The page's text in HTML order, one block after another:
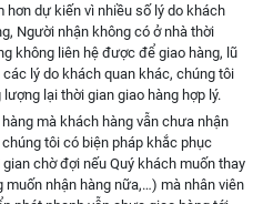
dự kiến vì nhiều số lý do khách
Người nhận không có ở nhà thời
không liên hệ được để giao hàng, lũ
lý do khách quan khác, chúng tôi
lại thời gian giao hàng hợp lý.
mà khách hàng vẫn chưa nhận
tôi có biện pháp khắc phục
chờ đợi nếu Quý khách muốn thay
nhận hàng nữa,…) mà nhân viên